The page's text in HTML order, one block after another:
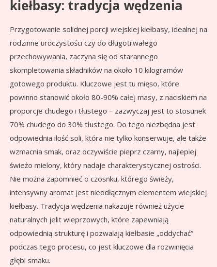
kiełbasy: tradycja wędzenia
Przygotowanie solidnej porcji wiejskiej kiełbasy, idealnej na
rodzinne uroczystości czy do długotrwałego
przechowywania, zaczyna się od starannego
skompletowania składników na około 10 kilogramów
gotowego produktu. Kluczowe jest tu mięso, które
powinno stanowić około 80-90% całej masy, z naciskiem na
proporcje chudego i tłustego – zazwyczaj jest to stosunek
70% chudego do 30% tłustego. Do tego niezbędna jest
odpowiednia ilość soli, która nie tylko konserwuje, ale także
wzmacnia smak, oraz oczywiście pieprz czarny, najlepiej
świeżo mielony, który nadaje charakterystycznej ostrości.
Nie można zapomnieć o czosnku, którego świeży,
intensywny aromat jest nieodłącznym elementem wiejskiej
kiełbasy. Tradycja wędzenia nakazuje również użycie
naturalnych jelit wieprzowych, które zapewniają
odpowiednią strukturę i pozwalają kiełbasie „oddychać”
podczas tego procesu, co jest kluczowe dla rozwinięcia
głębi smaku.